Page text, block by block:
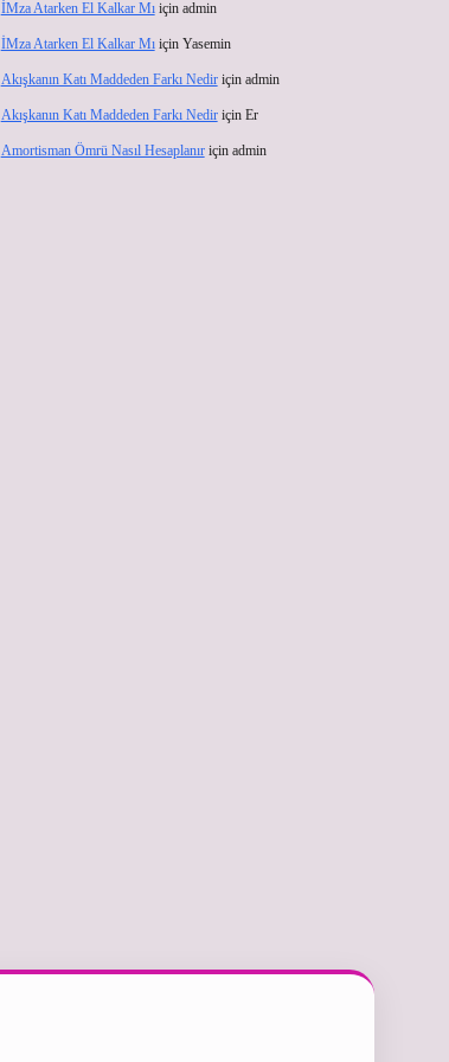
İMza Atarken El Kalkar Mıiçin admin
İMza Atarken El Kalkar Mıiçin Yasemin
Akışkanın Katı Maddeden Farkı Nediriçin admin
Akışkanın Katı Maddeden Farkı Nediriçin Er
Amortisman Ömrü Nasıl Hesaplanıriçin admin